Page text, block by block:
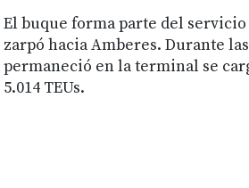
El buque forma parte del servicio
zarpó hacia Amberes. Durante
permaneció en la terminal se
5.014 TEUs.